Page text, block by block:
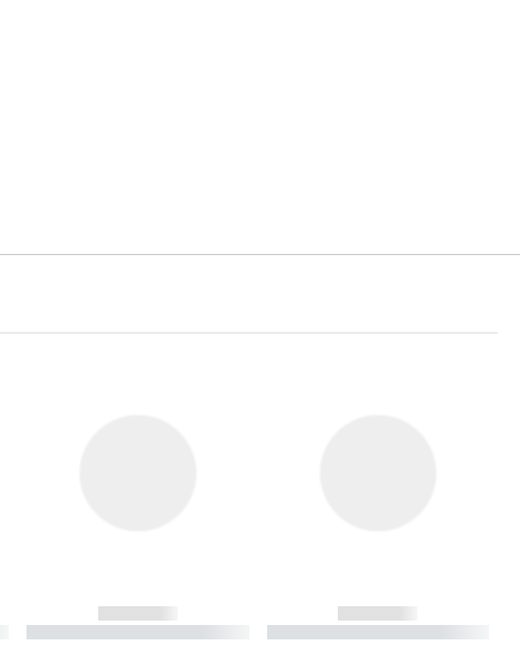
------------
----------- ----------- ----------
------------
----------- ----------- ----------